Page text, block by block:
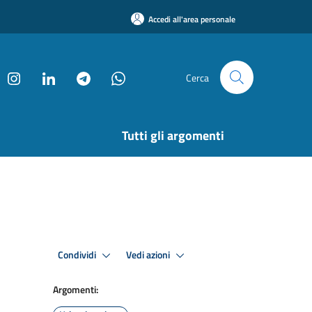
Accedi all'area personale
Cerca
Tutti gli argomenti
Condividi Vedi azioni
Argomenti: